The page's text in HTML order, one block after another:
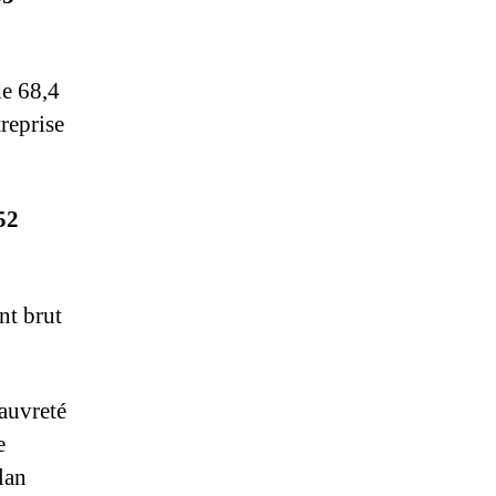
68,4
brut